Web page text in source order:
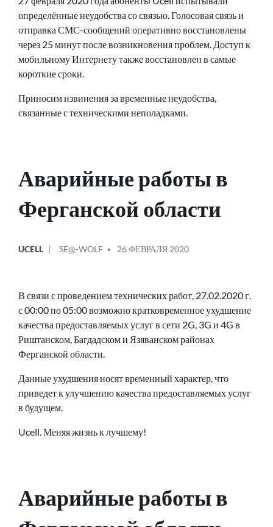
определённые неудобства со связью. Голосовая связь и
отправка СМС-сообщений оперативно восстановлены
через 25 минут после возникновения проблем. Доступ к
мобильному Интернету также восстановлен в самые
короткие сроки.
Приносим извинения за временные неудобства,
связанные с техническими неполадками.
Аварийные работы в
Ферганской области
В
UCELL
ОТ
SE@-WOLF 26 ФЕВРАЛЯ 2020
В связи с проведением технических работ, 27.02.2020 г.
с 00:00 по 05:00 возможно кратковременное ухудшение
качества предоставляемых услуг в сети 2G, 3G и 4G в
Риштанском, Багдадском и Язяванском районах
Ферганской области.
Данные ухудшения носят временный характер, что
приведет к улучшению качества предоставляемых услуг
в будущем.
Ucell. Меняя жизнь к лучшему!
Аварийные работы в